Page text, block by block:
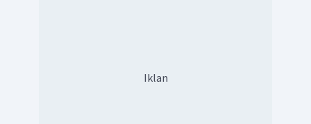
Jadi, jawaban yang tepat adalah pilihan C
Iklan